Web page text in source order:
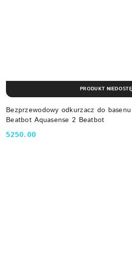
Bezprzewodowy odkurzacz do
Beatbot Aquasense 2 Beatbot
Cena:
5250.00
PRODUKT